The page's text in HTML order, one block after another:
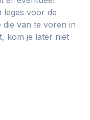
leges voor de
die van te voren in
kom je later niet